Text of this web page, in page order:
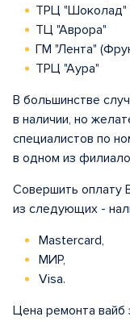
ТРЦ "Шоколад"
ТЦ "Аврора"
ГМ "Лента"
ТРЦ "Аура"
В большинстве
в наличии, но
специалистов по
в одном из
Совершить
из следующих -
Mastercard,
МИР,
Visa.
Цена ремонта вайб